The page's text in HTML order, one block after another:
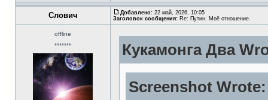
Слович Добавлено: 22 май, 2026, 10:05
Заголовок сообщения: Re: Путин. Моё отношение.
offline
*******
Кукамонга Два
Screenshot Wrote: